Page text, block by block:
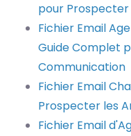
pour Prospecter
Fichier Email
Guide Complet
Communication
Fichier Email
Prospecter les
Fichier Email